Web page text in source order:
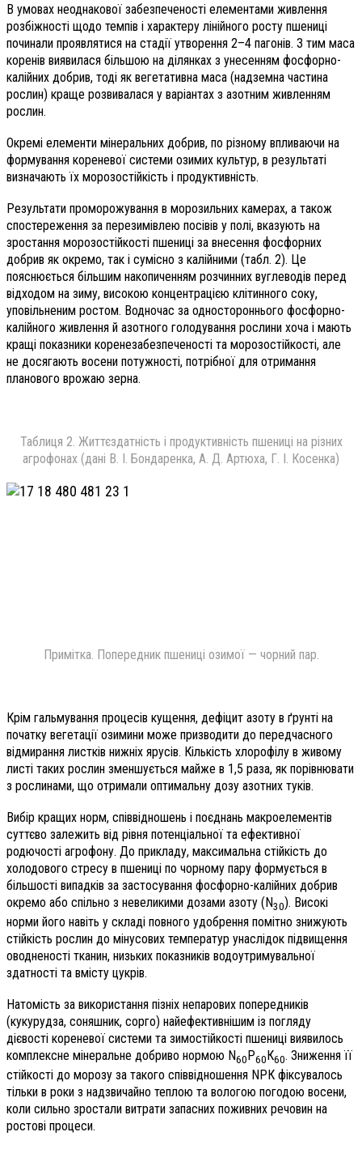
В умовах неоднакової забезпеченості елементами живлення
розбіжності щодо темпів і характеру лінійного росту пшениці
починали проявлятися на стадії утворення 2–4 пагонів. З тим маса
коренів виявилася більшою на ділянках з унесенням фосфорно-
калійних добрив, тоді як вегетативна маса (надземна частина
рослин) краще розвивалася у варіантах з азотним живленням
рослин.
Окремі елементи мінеральних добрив, по різному впливаючи на
формування кореневої системи озимих культур, в результаті
визначають їх морозостійкість і продуктивність.
Результати проморожування в морозильних камерах, а також
спостереження за перезимівлею посівів у полі, вказують на
зростання морозостійкості пшениці за внесення фосфорних
добрив як окремо, так і сумісно з калійними (табл. 2). Це
пояснюється більшим накопиченням розчинних вуглеводів перед
відходом на зиму, високою концентрацією клітинного соку,
уповільненим ростом. Водночас за одностороннього фосфорно-
калійного живлення й азотного голодування рослини хоча і мають
кращі показники коренезабезпеченості та морозостійкості, але
не досягають восени потужності, потрібної для отримання
планового врожаю зерна.
Таблиця 2. Життєздатність і продуктивність пшениці на різних
агрофонах (дані В. І. Бондаренка, А. Д. Артюха, Г. І. Косенка)
Примітка. Попередник пшениці озимої — чорний пар.
Крім гальмування процесів кущення, дефіцит азоту в ґрунті на
початку вегетації озимини може призводити до передчасного
відмирання листків нижніх ярусів. Кількість хлорофілу в живому
листі таких рослин зменшується майже в 1,5 раза, як порівнювати
з рослинами, що отримали оптимальну дозу азотних туків.
Вибір кращих норм, співвідношень і поєднань макроелементів
суттєво залежить від рівня потенціальної та ефективної
родючості агрофону. До прикладу, максимальна стійкість до
холодового стресу в пшениці по чорному пару формується в
більшості випадків за застосування фосфорно-калійних добрив
окремо або спільно з невеликими дозами азоту (N30). Високі
норми його навіть у складі повного удобрення помітно знижують
стійкість рослин до мінусових температур унаслідок підвищення
оводненості тканин, низьких показників водоутримувальної
здатності та вмісту цукрів.
Натомість за використання пізніх непарових попередників
(кукурудза, соняшник, сорго) найефективнішим із погляду
дієвості кореневої системи та зимостійкості пшениці виявилось
комплексне мінеральне добриво нормою N60P60К60. Зниження її
стійкості до морозу за такого співвідношення NPК фіксувалось
тільки в роки з надзвичайно теплою та вологою погодою восени,
коли сильно зростали витрати запасних поживних речовин на
ростові процеси.